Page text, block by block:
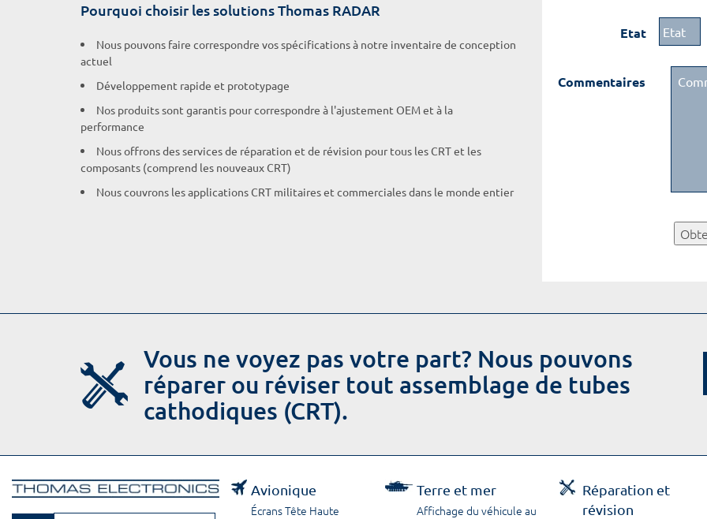
Pourquoi choisir les solutions Thomas RADAR
Nous pouvons faire correspondre vos spécifications à notre inventaire de conception
actuel
Développement rapide et prototypage
Nos produits sont garantis pour correspondre à l'ajustement OEM et à la
performance
Nous offrons des services de réparation et de révision pour tous les CRT et les
composants (comprend les nouveaux CRT)
Nous couvrons les applications CRT militaires et commerciales dans le monde entier
Etat
Commentaires
Vous ne voyez pas votre part? Nous pouvons
réparer ou réviser tout assemblage de tubes
cathodiques (CRT).
Avionique
Écrans Tête Haute
Terre et mer
Affichage du véhicule au
Réparation et
révision